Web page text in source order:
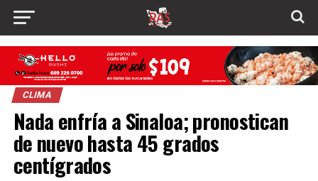
CLIMA
Nada enfría a Sinaloa; pronostican
de nuevo hasta 45 grados
centígrados